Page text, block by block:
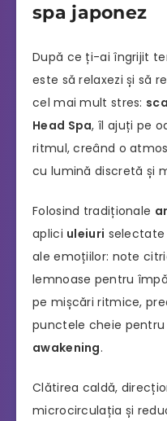
spa japonez
După ce ți-ai îngrijit
este să relaxezi și să
cel mai mult stres:
Head Spa, îl ajuți pe
ritmul, creând o
cu lumină discretă și
Folosind tradiționale
aplici uleiuri selectate
ale emoțiilor: note
lemnoase pentru
pe mișcări ritmice,
punctele cheie
awakening.
Clătirea caldă,
microcirculația și